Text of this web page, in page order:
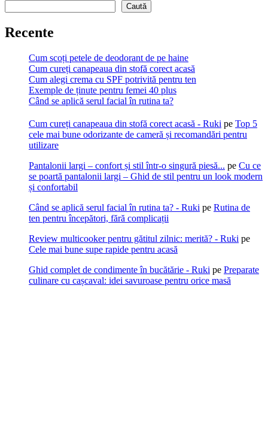
Caută
Recente
Cum scoți petele de deodorant de pe haine
Cum cureți canapeaua din stofă corect acasă
Cum alegi crema cu SPF potrivită pentru ten
Exemple de ținute pentru femei 40 plus
Când se aplică serul facial în rutina ta?
Cum cureți canapeaua din stofă corect acasă - Ruki pe Top 5
cele mai bune odorizante de cameră și recomandări pentru
utilizare
Pantalonii largi – confort și stil într-o singură piesă... pe Cu ce
se poartă pantalonii largi – Ghid de stil pentru un look modern
și confortabil
Când se aplică serul facial în rutina ta? - Ruki pe Rutina de
ten pentru începători, fără complicații
Review multicooker pentru gătitul zilnic: merită? - Ruki pe
Cele mai bune supe rapide pentru acasă
Ghid complet de condimente în bucătărie - Ruki pe Preparate
culinare cu cașcaval: idei savuroase pentru orice masă